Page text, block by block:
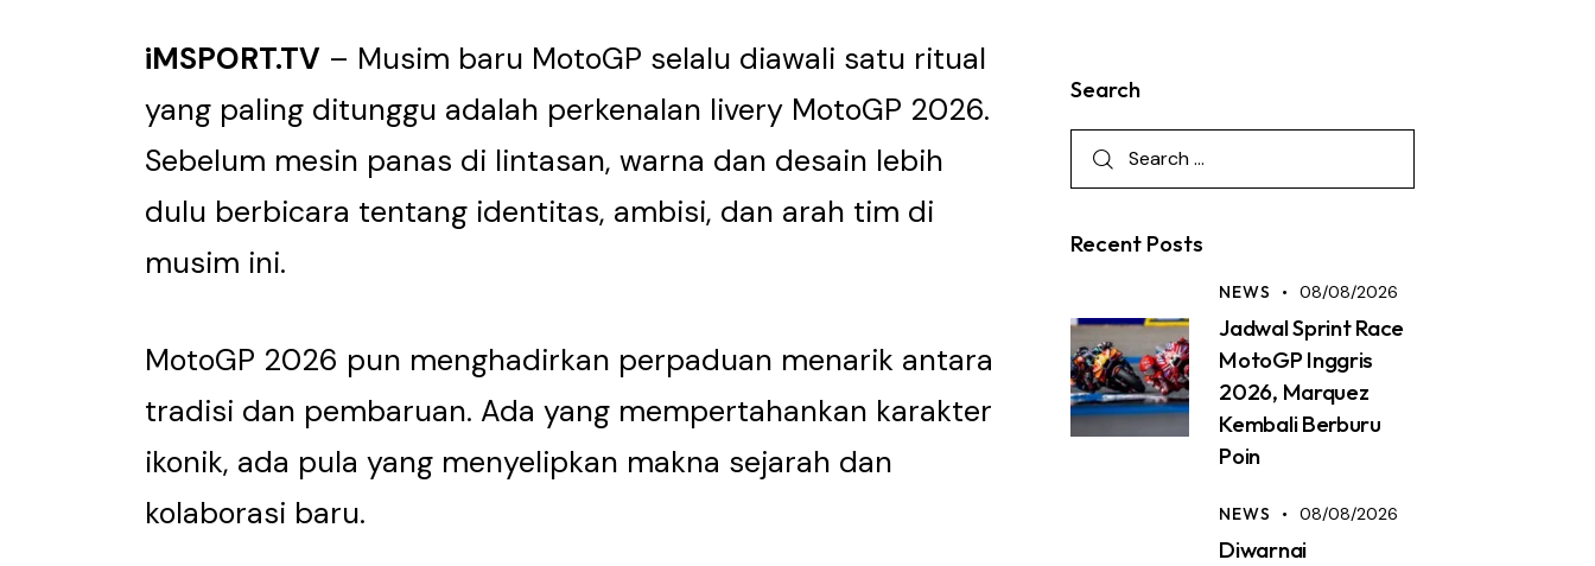
iMSPORT.TV – Musim baru MotoGP selalu diawali satu ritual
yang paling ditunggu adalah perkenalan livery MotoGP 2026.
Sebelum mesin panas di lintasan, warna dan desain lebih
dulu berbicara tentang identitas, ambisi, dan arah tim di
musim ini.
MotoGP 2026 pun menghadirkan perpaduan menarik antara
tradisi dan pembaruan. Ada yang mempertahankan karakter
ikonik, ada pula yang menyelipkan makna sejarah dan
kolaborasi baru.
Search
Recent Posts
NEWS 08/08/2026
Jadwal Sprint Race
MotoGP Inggris
2026, Marquez
Kembali Berburu
Poin
NEWS 08/08/2026
Diwarnai